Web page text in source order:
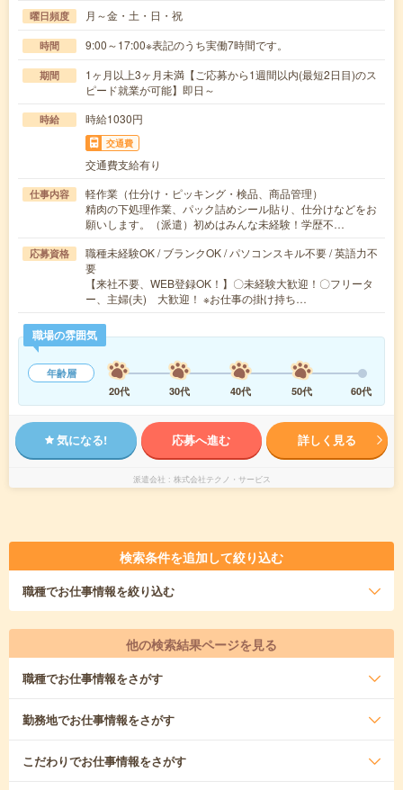
曜日頻度 月～金・土・日・祝
時間 9:00～17:00※表記のうち実働7時間です。
期間
1ヶ月以上3ヶ月未満【ご応募から1週間以内(最短2日目)のス
ピード就業が可能】即日～
時給 時給1030円
交通費
交通費支給有り
仕事内容
軽作業（仕分け・ピッキング・検品、商品管理）
精肉の下処理作業、パック詰めシール貼り、仕分けなどをお
願いします。（派遣）初めはみんな未経験！学歴不…
応募資格
職種未経験OK / ブランクOK / パソコンスキル不要 / 英語力不
要
【来社不要、WEB登録OK！】〇未経験大歓迎！〇フリータ
ー、主婦(夫) 大歓迎！ ※お仕事の掛け持ち…
職場の雰囲気
年齢層
20代
30代 40代 50代 60代
気になる! 応募へ進む 詳しく見る
派遣会社 株式会社テクノ・サービス
検索条件を追加して絞り込む
職種でお仕事情報を絞り込む
他の検索結果ページを見る
職種でお仕事情報をさがす
勤務地でお仕事情報をさがす
こだわりでお仕事情報をさがす